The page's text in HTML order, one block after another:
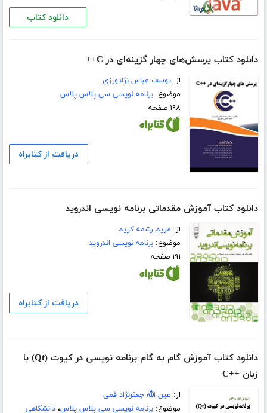
دانلود کتاب
دانلود کتاب پرسش‌های چهار گزینه‌ای در C++
از:یوسف عباس نژادورزی
موضوع:برنامه نویسی سی پلاس پلاس
۱۹۸ صفحه
دریافت از کتابراه
دانلود کتاب آموزش مقدماتی برنامه نویسی اندروید
از: مریم رشمه کریم
موضوع:برنامه نویسی اندروید
۱۹۱ صفحه
دریافت از کتابراه
دانلود کتاب آموزش گام به گام برنامه نویسی در کیوت (Qt) با
زبان ++C
از: عین الله جعفرنژاد قمی
موضوع:برنامه نویسی سی پلاس پلاس،دانشگاهی